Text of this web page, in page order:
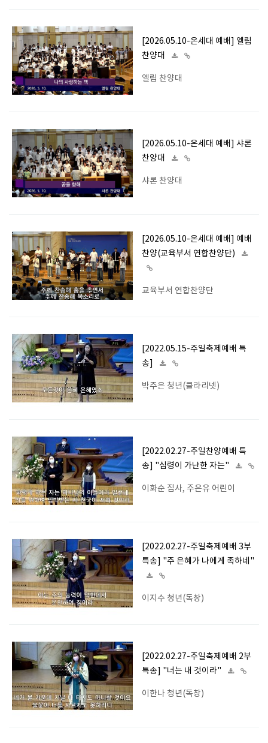
[2026.05.10-온세대 예배] 엘림
찬양대
엘림 찬양대
[2026.05.10-온세대 예배] 샤론
찬양대
샤론 찬양대
[2026.05.10-온세대 예배] 예배
찬양(교육부서 연합찬양단)
교육부서 연합찬양단
[2022.05.15-주일축제예배 특
송]
박주은 청년(클라리넷)
[2022.02.27-주일찬양예배 특
송] "심령이 가난한 자는"
이화순 집사, 주은유 어린이
[2022.02.27-주일축제예배 3부
특송] "주 은혜가 나에게 족하네"
이지수 청년(독창)
[2022.02.27-주일축제예배 2부
특송] "너는 내 것이라"
이한나 청년(독창)